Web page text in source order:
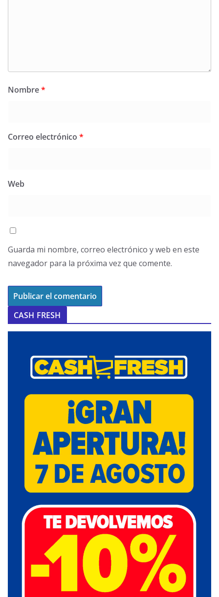
Nombre*
Correo electrónico *
Web
Guarda mi nombre, correo electrónico y web en este
navegador para la próxima vez que comente.
CASH FRESH